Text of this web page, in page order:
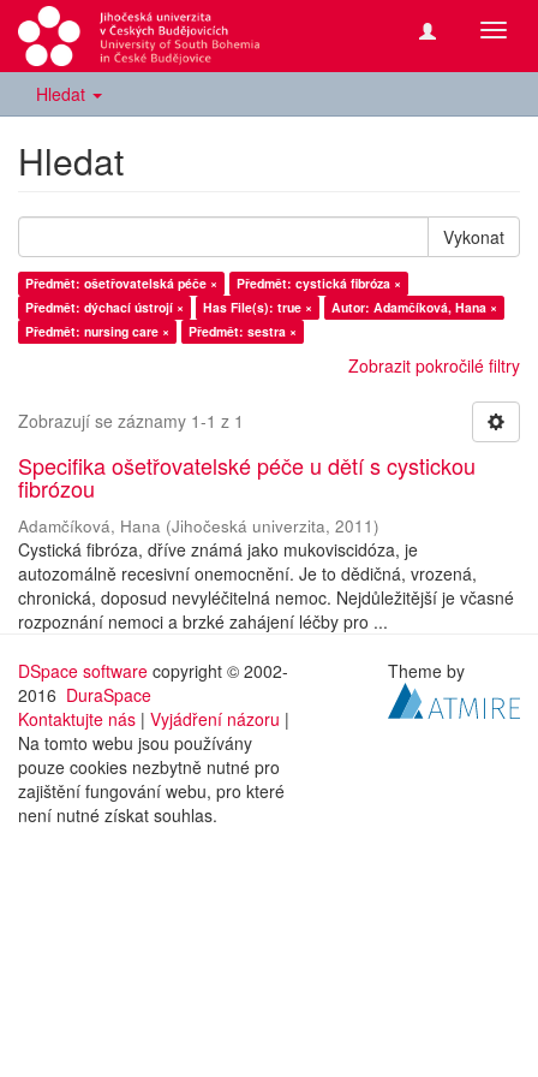
Hledat
Hledat
Vykonat
Předmět: ošetřovatelská péče ×
Předmět: cystická fibróza ×
Předmět: dýchací ústrojí ×
Has File(s): true ×
Autor: Adamčíková, Hana ×
Předmět: nursing care ×
Předmět: sestra ×
Zobrazit pokročilé filtry
Zobrazují se záznamy 1-1 z 1
Specifika ošetřovatelské péče u dětí s cystickou
fibrózou
Adamčíková, Hana (Jihočeská univerzita, 2011)
Cystická fibróza, dříve známá jako mukoviscidóza, je
autozomálně recesivní onemocnění. Je to dědičná, vrozená,
chronická, doposud nevyléčitelná nemoc. Nejdůležitější je včasné
rozpoznání nemoci a brzké zahájení léčby pro ...
DSpace software copyright © 2002-
2016 DuraSpace
Kontaktujte nás | Vyjádření názoru |
Na tomto webu jsou používány
pouze cookies nezbytně nutné pro
zajištění fungování webu, pro které
není nutné získat souhlas.
Theme by